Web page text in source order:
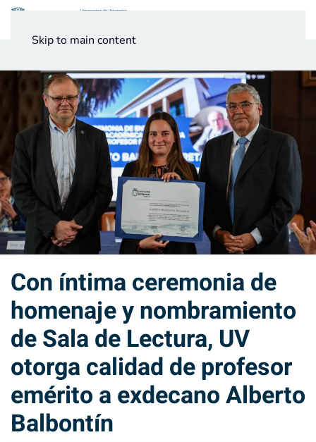
Skip to main content
Con íntima ceremonia de
homenaje y nombramiento
de Sala de Lectura, UV
otorga calidad de profesor
emérito a exdecano Alberto
Balbontín